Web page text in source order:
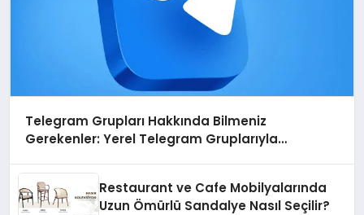
Telegram Grupları Hakkında Bilmeniz
Gerekenler: Yerel Telegram Gruplarıyla
Restaurant ve Cafe Mobilyalarında
Uzun Ömürlü Sandalye Nasıl Seçilir?